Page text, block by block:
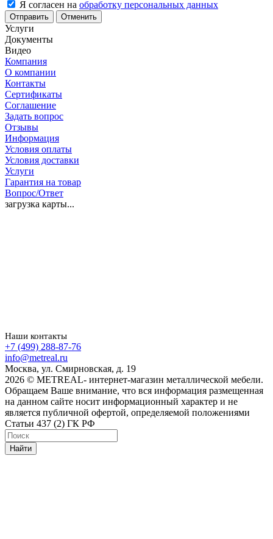
Я согласен на обработку персональных данных
Отменить
Услуги
Документы
Видео
Компания
О компании
Контакты
Сертификаты
Соглашение
Задать вопрос
Отзывы
Информация
Условия оплаты
Условия доставки
Услуги
Гарантия на товар
Вопрос/Ответ
загрузка карты...
Наши контакты
+7 (499) 288-87-76
info@metreal.ru
Москва, ул. Смирновская, д. 19
2026 © METREAL- интернет-магазин металлической мебели.
Обращаем Ваше внимание, что вся информация размещенная
на данном сайте носит информационный характер и не
является публичной офертой, определяемой положениями
Статьи 437 (2) ГК РФ
Найти